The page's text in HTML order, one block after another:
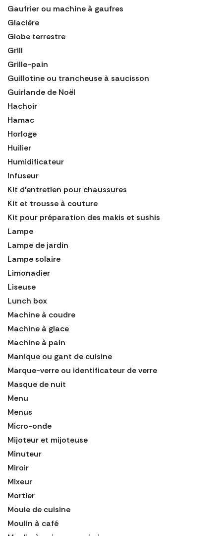
Gaufrier ou machine à gaufres
Glacière
Globe terrestre
Grill
Grille-pain
Guillotine ou trancheuse à saucisson
Guirlande de Noël
Hachoir
Hamac
Horloge
Huilier
Humidificateur
Infuseur
Kit d'entretien pour chaussures
Kit et trousse à couture
Kit pour préparation des makis et sushis
Lampe
Lampe de jardin
Lampe solaire
Limonadier
Liseuse
Lunch box
Machine à coudre
Machine à glace
Machine à pain
Manique ou gant de cuisine
Marque-verre ou identificateur de verre
Masque de nuit
Menu
Menus
Micro-onde
Mijoteur et mijoteuse
Minuteur
Miroir
Mixeur
Mortier
Moule de cuisine
Moulin à café